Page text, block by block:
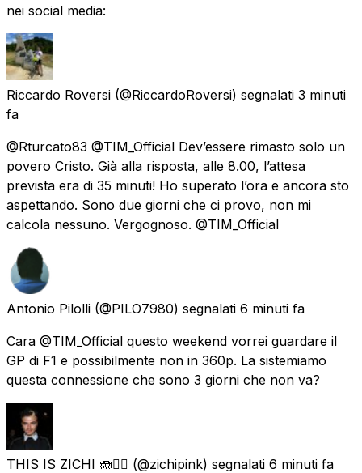
nei social media:
Riccardo Roversi (@RiccardoRoversi) segnalati 3 minuti
fa
@Rturcato83 @TIM_Official Dev’essere rimasto solo un
povero Cristo. Già alla risposta, alle 8.00, l’attesa
prevista era di 35 minuti! Ho superato l’ora e ancora sto
aspettando. Sono due giorni che ci provo, non mi
calcola nessuno. Vergognoso. @TIM_Official
Antonio Pilolli (@PILO7980) segnalati 6 minuti fa
Cara @TIM_Official questo weekend vorrei guardare il
GP di F1 e possibilmente non in 360p. La sistemiamo
questa connessione che sono 3 giorni che non va?
THIS IS ZICHI 🪼🏳️‍🌈 (@zichipink) segnalati 6 minuti fa